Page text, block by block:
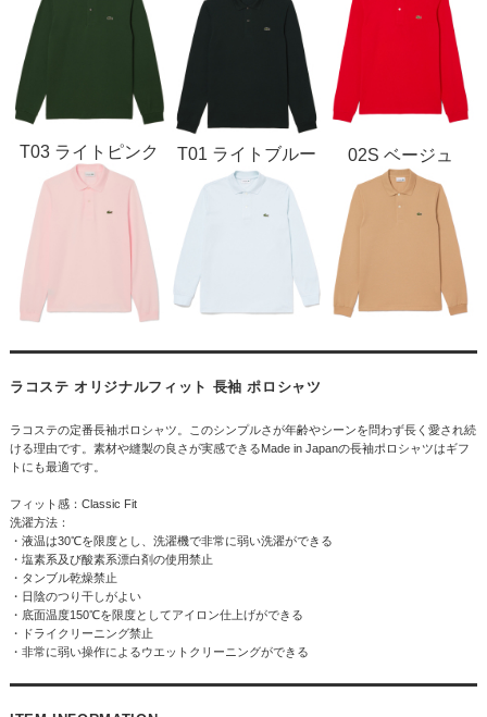
T03 ライトピンク T01 ライトブルー 02S ベージュ
ラコステ オリジナルフィット 長袖 ポロシャツ
ラコステの定番長袖ポロシャツ。このシンプルさが年齢やシーンを問わず長く愛され続
ける理由です。素材や縫製の良さが実感できるMade in Japanの長袖ポロシャツはギフ
トにも最適です。
フィット感：Classic Fit
洗濯方法：
・液温は30℃を限度とし、洗濯機で非常に弱い洗濯ができる
・塩素系及び酸素系漂白剤の使用禁止
・タンブル乾燥禁止
・日陰のつり干しがよい
・底面温度150℃を限度としてアイロン仕上げができる
・ドライクリーニング禁止
・非常に弱い操作によるウエットクリーニングができる